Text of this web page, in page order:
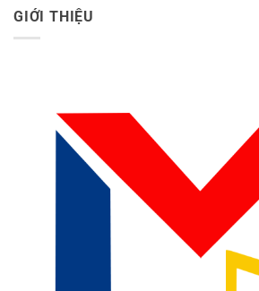
GIỚI THIỆU